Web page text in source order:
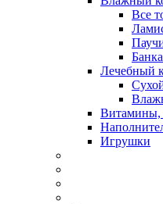
Все
Банка
Лечебный
Витамины,
Игрушки